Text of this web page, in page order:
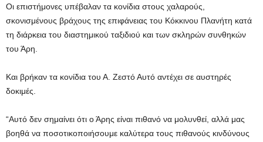
Οι επιστήμονες υπέβαλαν τα κονίδια στους χαλαρούς,
σκονισμένους βράχους της επιφάνειας του Κόκκινου Πλανήτη κατά
τη διάρκεια του διαστημικού ταξιδιού και των σκληρών συνθηκών
του Άρη.
Και βρήκαν τα κονίδια του Α. ΖεστόΑυτό αντέχει σε αυστηρές
δοκιμές.
“Αυτό δεν σημαίνει ότι ο Άρης είναι πιθανό να μολυνθεί, αλλά μας
βοηθά να ποσοτικοποιήσουμε καλύτερα τους πιθανούς κινδύνους